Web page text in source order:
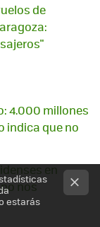
de
4.000 millones
indica que no
en
nos
estarás